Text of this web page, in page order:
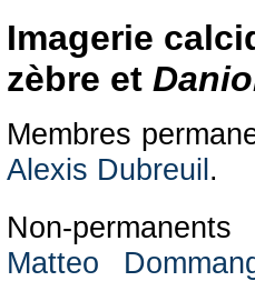
Imagerie
zèbre et
Membres
Alexis Dubreuil .
Non-
Matteo